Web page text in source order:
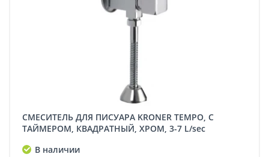
СМЕСИТЕЛЬ ДЛЯ ПИСУАРА KRONER TEMPO, С
ТАЙМЕРОМ, КВАДРАТНЫЙ, ХРОМ, 3-7 L/sec
В наличии